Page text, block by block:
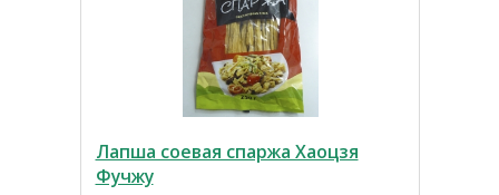
Лапша соевая спаржа Хаоцзя
Фучжу